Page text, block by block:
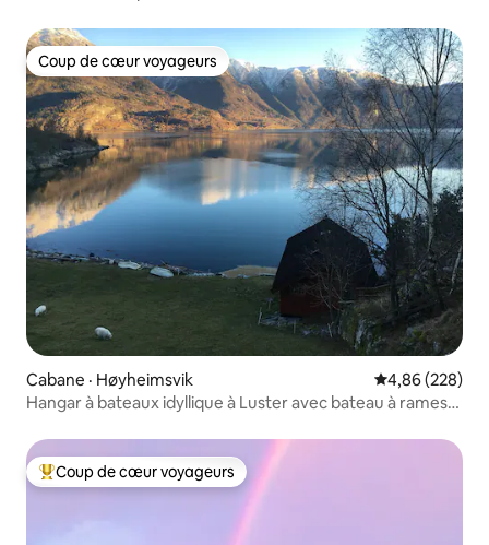
Coup de cœur voyageurs
Coup de cœur voyageurs
Cabane · Høyheimsvik Note
4,86 (228)
Hangar à bateaux idyllique à Luster avec bateau à rames.
Coup de cœur voyageurs parmi les plus aimés
Coup de cœur voyageurs